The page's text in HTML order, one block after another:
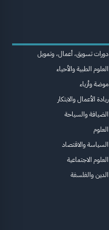
دورات تسويق، أعمال، وتمويل
العلوم الطبية والأحياء
موضة وأزياء
ريادة الأعمال والابتكار
الضيافة والسياحة
العلوم
السياسة والاقتصاد
العلوم الاجتماعية
الدين والفلسفة